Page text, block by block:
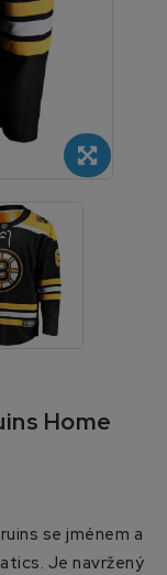
Home
se jménem a
Je navržený